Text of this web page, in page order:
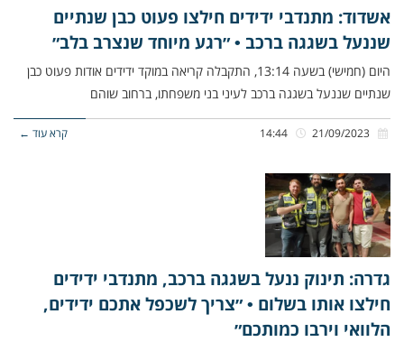
אשדוד: מתנדבי ידידים חילצו פעוט כבן שנתיים
שננעל בשגגה ברכב • ״רגע מיוחד שנצרב בלב״
היום (חמישי) בשעה 13:14, התקבלה קריאה במוקד ידידים אודות פעוט כבן
שנתיים שננעל בשגגה ברכב לעיני בני משפחתו, ברחוב שוהם
קרא עוד ←
גדרה: תינוק ננעל בשגגה ברכב, מתנדבי ידידים
חילצו אותו בשלום • ״צריך לשכפל אתכם ידידים,
הלוואי וירבו כמותכם״